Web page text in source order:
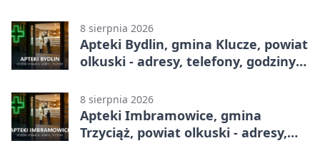
8 sierpnia 2026
Apteki Bydlin, gmina Klucze, powiat
olkuski - adresy, telefony, godziny
8 sierpnia 2026
Apteki Imbramowice, gmina
Trzyciąż, powiat olkuski - adresy,